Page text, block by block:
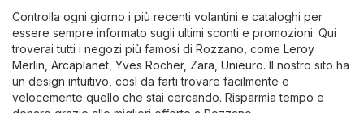
Controlla ogni giorno i più recenti volantini e cataloghi per
essere sempre informato sugli ultimi sconti e promozioni. Qui
troverai tutti i negozi più famosi di Rozzano, come Leroy
Merlin Arcaplanet Yves Rocher, Zara Unieuro. Il nostro sito ha
un design intuitivo, così da farti trovare facilmente e
velocemente quello che stai cercando. Risparmia tempo e